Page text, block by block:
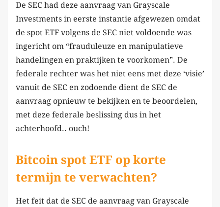
De SEC had deze aanvraag van Grayscale
Investments in eerste instantie afgewezen omdat
de spot ETF volgens de SEC niet voldoende was
ingericht om “frauduleuze en manipulatieve
handelingen en praktijken te voorkomen”. De
federale rechter was het niet eens met deze ‘visie’
vanuit de SEC en zodoende dient de SEC de
aanvraag opnieuw te bekijken en te beoordelen,
met deze federale beslissing dus in het
achterhoofd.. ouch!
Bitcoin spot ETF op korte
termijn te verwachten?
Het feit dat de SEC de aanvraag van Grayscale